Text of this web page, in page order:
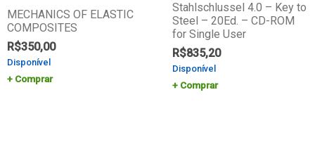
MECHANICS OF ELASTIC
COMPOSITES
R$350,00
Disponível
Comprar
Stahlschlussel 4.0 – Key to
Steel – 20Ed. – CD-ROM
for Single User
R$835,20
Disponível
Comprar